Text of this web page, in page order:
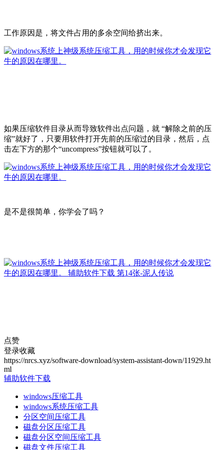
工作原因是，将文件占用的多余空间给挤出来。
如果压缩软件目录从而导致软件出点问题，就 “解除之前的压
缩”就好了，只要用软件打开先前的压缩过的目录，然后，点
击左下方的那个“uncompress”按钮就可以了。
是不是很简单，你学会了吗？
点赞
登录收藏
https://nrcs.xyz/software-download/system-assistant-down/11929.ht
ml
辅助软件下载
windows压缩工具
windows系统压缩工具
分区空间压缩工具
磁盘分区压缩工具
磁盘分区空间压缩工具
磁盘文件压缩工具